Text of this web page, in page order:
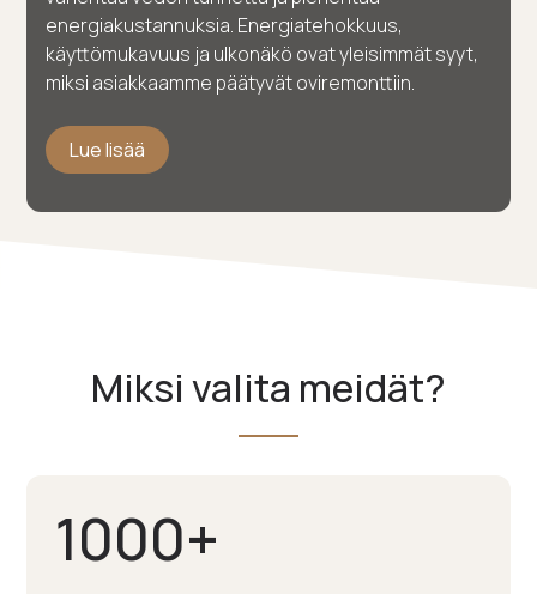
energiakustannuksia. Energiatehokkuus,
käyttömukavuus ja ulkonäkö ovat yleisimmät syyt,
miksi asiakkaamme päätyvät oviremonttiin.
Lue lisää
Miksi valita meidät?
1000+